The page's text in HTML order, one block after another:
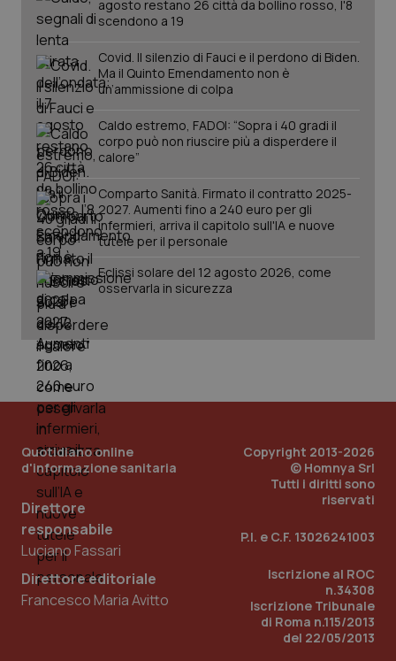
agosto restano 26 città da bollino rosso, l'8
scendono a 19
Covid. Il silenzio di Fauci e il perdono di Biden.
Ma il Quinto Emendamento non è
un’ammissione di colpa
Caldo estremo, FADOI: “Sopra i 40 gradi il
corpo può non riuscire più a disperdere il
calore”
Comparto Sanità. Firmato il contratto 2025-
2027. Aumenti fino a 240 euro per gli
infermieri, arriva il capitolo sull'IA e nuove
tutele per il personale
Eclissi solare del 12 agosto 2026, come
osservarla in sicurezza
Quotidiano online
d'informazione sanitaria
Direttore
responsabile
Luciano Fassari
Direttore editoriale
Francesco Maria Avitto
Copyright 2013-2026
© Homnya Srl
Tutti i diritti sono
riservati
P.I. e C.F. 13026241003
Iscrizione al ROC
n.34308
Iscrizione Tribunale
di Roma n.115/2013
del 22/05/2013